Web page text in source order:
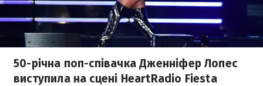
50-річна поп-співачка Дженніфер Лопес
виступила на сцені HeartRadio Fiesta